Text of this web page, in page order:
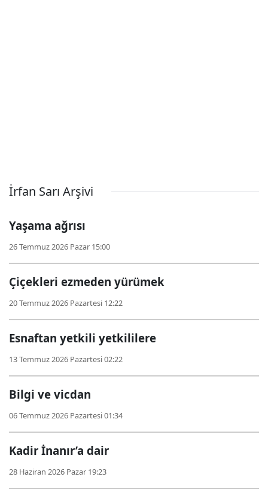
İrfan Sarı Arşivi
Yaşama ağrısı
26 Temmuz 2026 Pazar 15:00
Çiçekleri ezmeden yürümek
20 Temmuz 2026 Pazartesi 12:22
Esnaftan yetkili yetkililere
13 Temmuz 2026 Pazartesi 02:22
Bilgi ve vicdan
06 Temmuz 2026 Pazartesi 01:34
Kadir İnanır’a dair
28 Haziran 2026 Pazar 19:23